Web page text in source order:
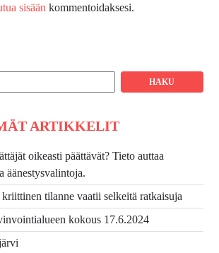
sisään kommentoidaksesi.
ARTIKKELIT
oikeasti päättävät? Tieto auttaa
äänestysvalintoja.
tilanne vaatii selkeitä ratkaisuja
kokous 17.6.2024